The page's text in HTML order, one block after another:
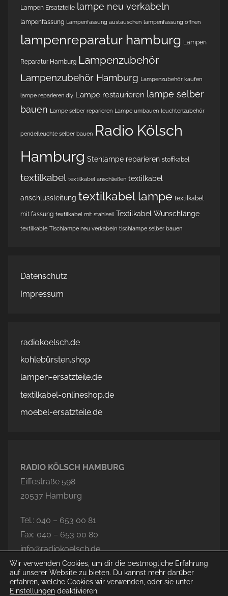
Lampen Ersatzteile lampe neu verkabeln
lampenfassung Lampenfassung austauschen lampenfassung öffnen
lampenreparatur hamburg Lampen
Reparatur Hamburg Lampenzubehör
Lampenzubehör Hamburg Lampenzubehör kaufen
lampe reparieren diy Lampe restaurieren lampe selber
bauen Lampe selber reparieren Lampe umbauen leuchtenzubehör
pendelleuchte selber bauen Radio Kölsch
Hamburg Stehlampe reparieren stoffkabel
textilkabel textilkabel anschließen textilkabel
anschlussleitung textilkabel lampe textilkabel
mit fassung textilkabel mit stahlseil Textilkabel Wunschlänge
textilkable Tischlampe neu verkabeln tischlampe selber bauen
Datenschutz
Impressum
radiokoelsch.de
kohlebürsten.shop
lampen-ersatzteile.de
textilkabel-onlineshop.de
moebel-ersatzteile.de
RADIO KÖLSCH HAMBURG
Eiffestraße 598
20537 Hamburg
Tel.: 040 – 653 00 81
Fax: 040 – 653 00 80
info@radiokoelsch.de
Wir verwenden Cookies, um dir die bestmögliche Erfahrung
auf unserer Website zu bieten. Du kannst mehr darüber
erfahren, welche Cookies wir verwenden, oder sie unter
Einstellungen deaktivieren.